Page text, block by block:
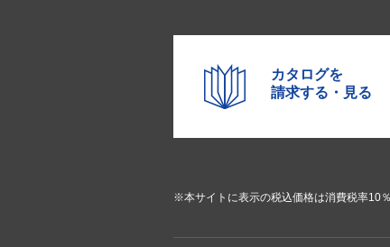
カタログを
請求する・見る
※本サイトに表示の税込価格は消費税率10